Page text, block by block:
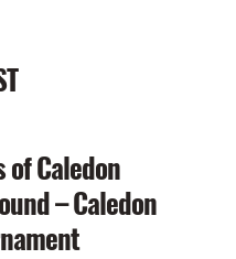
of Caledon
– Caledon